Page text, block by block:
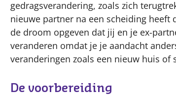
gedragsverandering, zoals zich
nieuwe partner na een scheiding
de droom opgeven dat jij en je ex-
veranderen omdat je je aandacht
veranderingen zoals een nieuw huis of
De voorbereiding